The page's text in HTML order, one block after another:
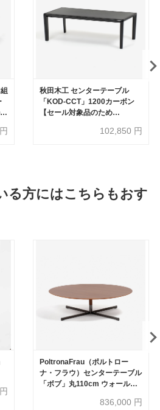
円
秋田木工 センターテーブル
「KOD-CCT」1200カーボン
【セール対象品のため
102,850 円
る方にはこちらもおす
円
PoltronaFrau（ポルトロー
ナ・フラウ）センターテーブル
「ボブ」丸110cm ウォールナ
836,000 円